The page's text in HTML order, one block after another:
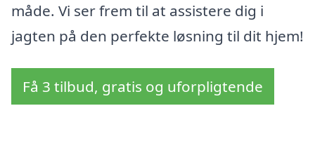
måde. Vi ser frem til at assistere dig i
jagten på den perfekte løsning til dit hjem!
Få 3 tilbud, gratis og uforpligtende